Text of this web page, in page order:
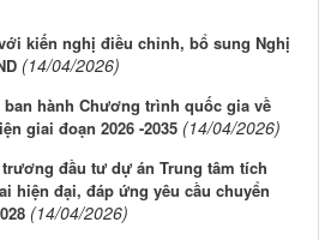
kiến nghị điều chỉnh, bổ sung Nghị
(14/04/2026)
hành Chương trình quốc gia về
giai đoạn 2026 -2035 (14/04/2026)
đầu tư dự án Trung tâm tích
hiện đại, đáp ứng yêu cầu chuyển
(14/04/2026)